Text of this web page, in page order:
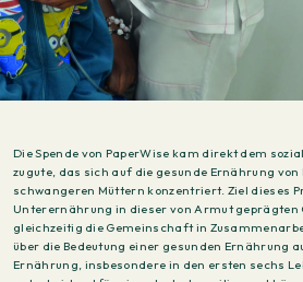
Die Spende von PaperWise kam direkt dem
zugute, das sich auf die gesunde Ernährung
schwangeren Müttern konzentriert. Ziel dieses
Unterernährung in dieser von Armut geprägten
gleichzeitig die Gemeinschaft in
über die Bedeutung einer gesunden Ernährung
Ernährung, insbesondere in den ersten sechs